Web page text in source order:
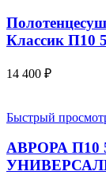
Классик П10
14 400 ₽
Быстрый
АВРОРА П10